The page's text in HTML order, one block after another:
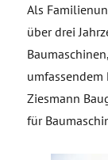
Als
über drei
umfassendem
Ziesmann
für